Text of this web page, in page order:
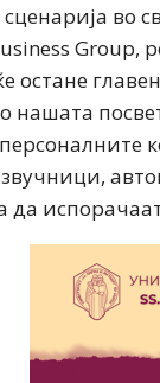
во
Group,
остане
нашата
да